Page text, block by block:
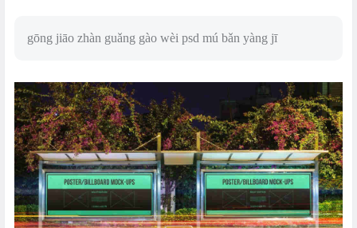
gōng jiāo zhàn guǎng gào wèi psd mú bǎn yàng jī